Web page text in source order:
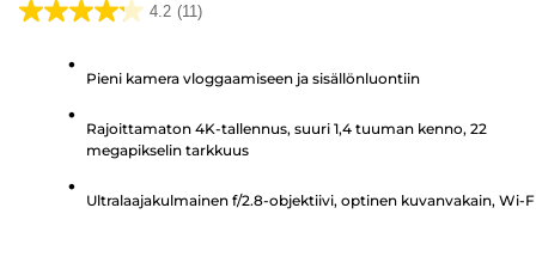
4.2 (11)
4.2/5
arvostelua
Pieni kamera vloggaamiseen ja sisällönluontiin
Rajoittamaton 4K-tallennus, suuri 1,4 tuuman kenno, 22
megapikselin tarkkuus
Ultralaajakulmainen f/2.8-objektiivi, optinen kuvanvakain, Wi-